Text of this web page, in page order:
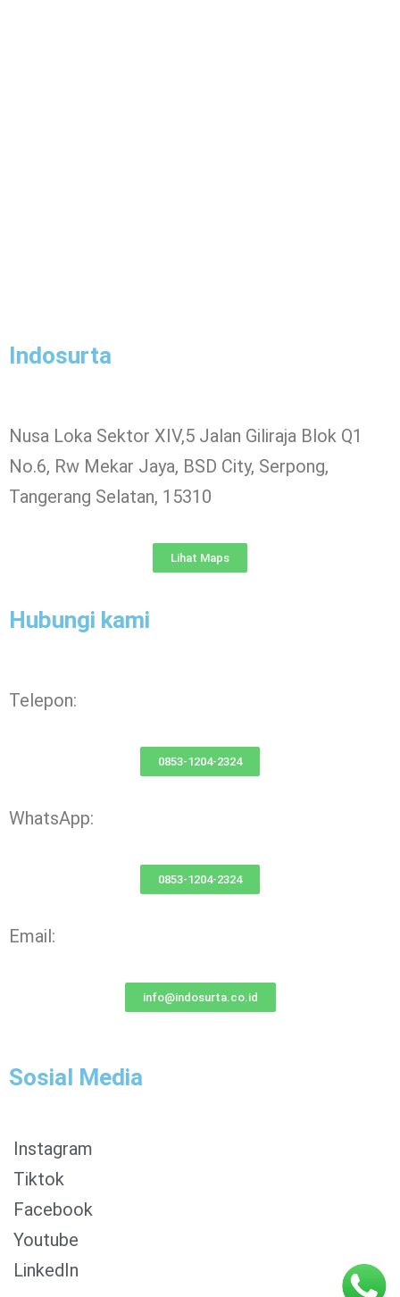
Indosurta
Nusa Loka Sektor XIV,5 Jalan Giliraja Blok Q1
No.6, Rw Mekar Jaya, BSD City, Serpong,
Tangerang Selatan, 15310
Lihat Maps
Hubungi kami
Telepon:
0853-1204-2324
WhatsApp:
0853-1204-2324
Email:
info@indosurta.co.id
Sosial Media
Instagram
Tiktok
Facebook
Youtube
LinkedIn